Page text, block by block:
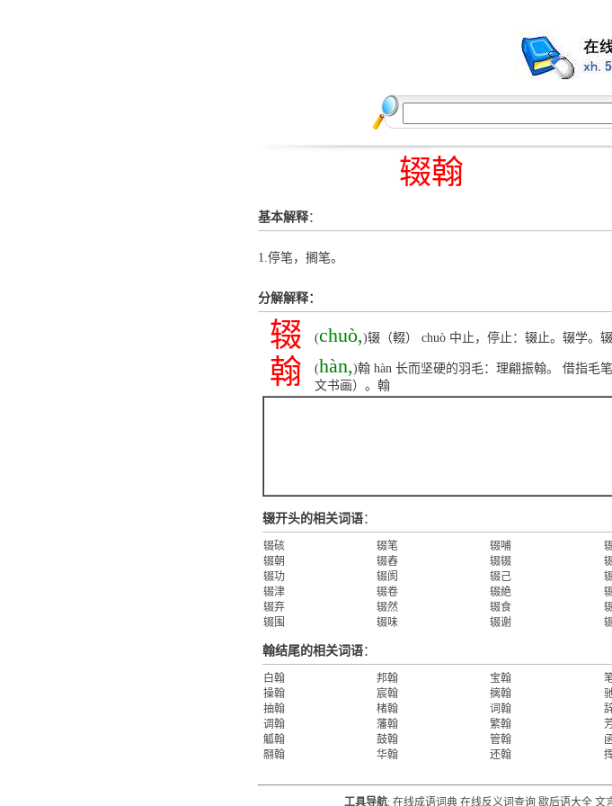
辍翰
基本解释：
1.停笔，搁笔。
分解解释：
辍 (chuò,)辍（輟） chuò 中止，停止：辍止。辍学。
翰 (hàn,)翰 hàn 长而坚硬的羽毛：理翩振翰。 借指毛
文书画）。翰
辍开头的相关词语：
辍硋 辍笔 辍哺
辍朝
辍舂 辍辍
辍功
辍阂 辍己
辍津
辍卷 辍絶
辍弃
辍然 辍食
辍围
辍味 辍谢
翰结尾的相关词语：
白翰 邦翰 宝翰
操翰
宸翰 摛翰
抽翰
楮翰 词翰
调翰
藩翰 繁翰
觚翰
鼓翰 管翰
翮翰
华翰 还翰
工具导航: 在线成语词典 在线反义词查询 歇后语大全 文